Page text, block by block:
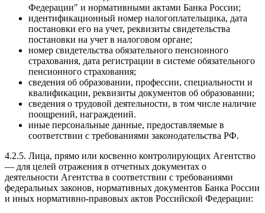
Федерации" и нормативными актами Банка России;
идентификационный номер налогоплательщика, дата
постановки его на учет, реквизиты свидетельства
постановки на учет в налоговом органе;
номер свидетельства обязательного пенсионного
страхования, дата регистрации в системе обязательного
пенсионного страхования;
сведения об образовании, профессии, специальности и
квалификации, реквизиты документов об образовании;
сведения о трудовой деятельности, в том числе наличие
поощрений, награждений.
иные персональные данные, предоставляемые в
соответствии с требованиями законодательства РФ.
4.2.5. Лица, прямо или косвенно контролирующих Агентство
— для целей отражения в отчетных документах о
деятельности Агентства в соответствии с требованиями
федеральных законов, нормативных документов Банка России
и иных нормативно-правовых актов Российской Федерации: